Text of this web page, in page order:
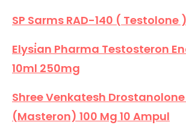
SP Sarms RAD-140 ( Testolone
Elysi̇an Pharma Testosteron
10ml 250mg
Shree Venkatesh
(Masteron) 100 Mg 10 Ampul